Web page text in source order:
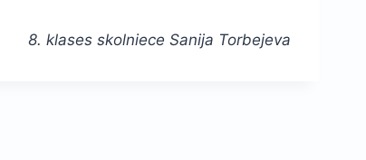
8. klases skolniece Sanija Torbejeva